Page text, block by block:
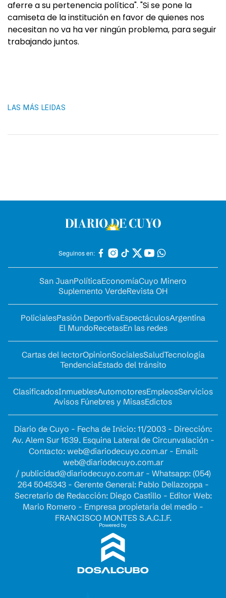
aferre a su pertenencia política". "Si se pone la
camiseta de la institución en favor de quienes nos
necesitan no va ha ver ningún problema, para seguir
trabajando juntos.
LAS MÁS LEIDAS
Seguinos en:
San JuanPolíticaEconomíaCuyo Minero
Suplemento VerdeRevista OH
PolicialesPasión DeportivaEspectáculosArgentina
El MundoRecetasEn las redes
Cartas del lectorOpinionSocialesSaludTecnología
TendenciaEstado del tránsito
ClasificadosInmueblesAutomotoresEmpleosServicios
Avisos Fúnebres y MisasEdictos
Diario de Cuyo - Fecha de Inicio: 11/2003 - Dirección:
Av. Alem Sur 1639. Esquina Lateral de Circunvalación -
Contacto: web@diariodecuyo.com.ar- Email:
web@diariodecuyo.com.ar
/ publicidad@diariodecuyo.com.ar- Whatsapp: (054)
264 5045343 - Gerente General: Pablo Dellazoppa -
Secretario de Redacción: Diego Castillo - Editor Web:
Mario Romero - Empresa propietaria del medio -
FRANCISCO MONTES S.A.C.I.F.